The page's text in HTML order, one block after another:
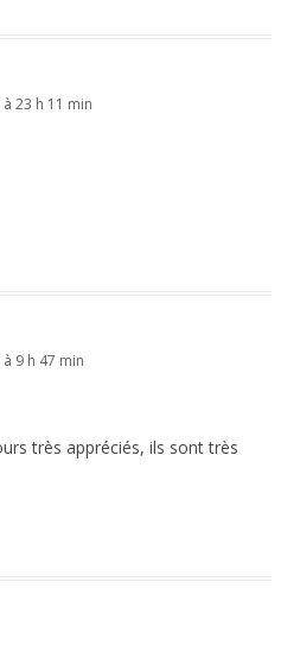
23 h 11 min
9 h 47 min
très appréciés, ils sont très